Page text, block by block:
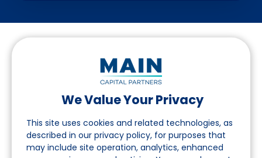
We Value Your Privacy
This site uses cookies and related technologies, as
described in our privacy policy, for purposes that
may include site operation, analytics, enhanced
Folgen Sie uns auf LinkedIn
Seite